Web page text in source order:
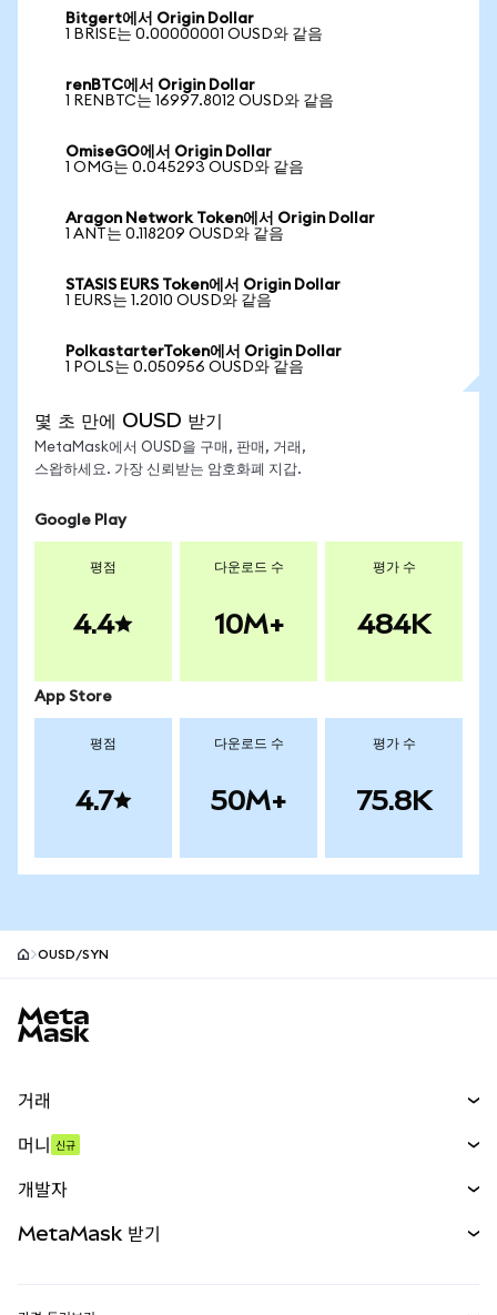
Bitgert에서 Origin Dollar
1 BRISE는 0.00000001 OUSD와 같음
renBTC에서 Origin Dollar
1 RENBTC는 16997.8012 OUSD와 같음
OmiseGO에서 Origin Dollar
1 OMG는 0.045293 OUSD와 같음
Aragon Network Token에서 Origin Dollar
1 ANT는 0.118209 OUSD와 같음
STASIS EURS Token에서 Origin Dollar
1 EURS는 1.2010 OUSD와 같음
PolkastarterToken에서 Origin Dollar
1 POLS는 0.050956 OUSD와 같음
몇 초 만에 OUSD 받기
MetaMask에서 OUSD을 구매, 판매, 거래,
스왑하세요. 가장 신뢰받는 암호화폐 지갑.
Google Play
평점
4.4
다운로드 수
10M+
평가 수
484K
App Store
평점
4.7
다운로드 수
50M+
평가 수
75.8K
OUSD/SYN
거래
무기한 선물
실물자산
머니 신규
개발자
MetaMask 받기